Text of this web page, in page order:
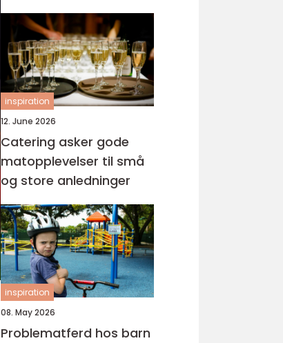
inspiration
12. June 2026
Catering asker gode
matopplevelser til små
og store anledninger
inspiration
08. May 2026
Problematferd hos barn